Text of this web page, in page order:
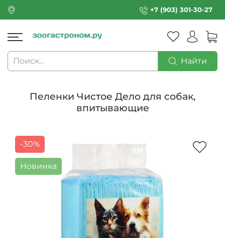
+7 (903) 301-30-27
Найти
Пеленки Чистое Дело для собак,
впитывающие
-30%
Новинка